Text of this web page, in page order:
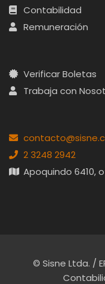
Contabilidad
Remuneración
Verificar Boletas
Trabaja con
2 3248 2942
Apoquindo 6410,
© Sisne Ltda. /